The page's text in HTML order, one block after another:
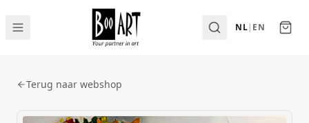
NL| EN
Terug naar webshop